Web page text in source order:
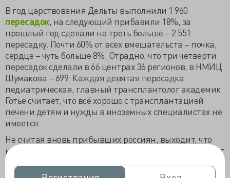
В год царствования Дельты выполнили 1 960
пересадок, на следующий прибавили 18%, за
прошлый год сделали на треть больше – 2 551
пересадку. Почти 60% от всех вмешательств – почка,
сердце – чуть больше 8%. Отрадно, что три четверти
пересадок сделали в 66 центрах 36 регионов, в НМИЦ
Шумакова – 699. Каждая девятая пересадка
педиатрическая, главный трансплантолог академик
Готье считает, что всё хорошо с трансплантацией
печени детям и нужды в иноземных специалистах не
имеется.
Не считая вновь прибывших россиян, выходит, что
население 59 регионов по месту прописки не получает
крайне нужной высокотехнологичной медицинской
услуги. В марте на
конференции
«35 лет первой